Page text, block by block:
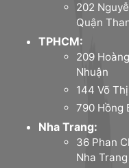
202
Quận
TPHCM:
209
Nhuận
144 Võ
790 Hồng
Nha Trang:
36 Phan
Nha Trang